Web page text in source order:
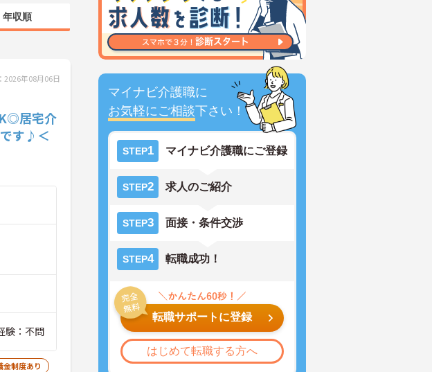
マイナビ介護職に
お気軽にご相談下さい！
STEP1 マイナビ介護職にご登録
STEP2 求人のご紹介
STEP3 面接・条件交渉
STEP4 転職成功！
転職サポートに登録
はじめて転職する方へ
年収順
2026年08月06日
居宅介
す♪＜
験：不問
金制度あり